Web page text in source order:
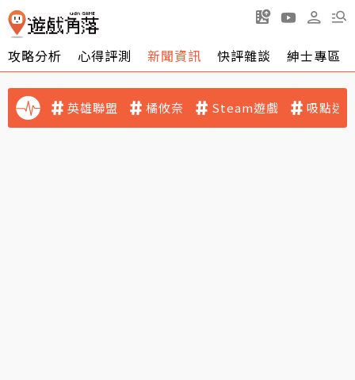
攻略分析 心得評測 新聞資訊 快評雜談 紳士專區
英雄聯盟 橘攸奈 Steam遊戲 吸點迷